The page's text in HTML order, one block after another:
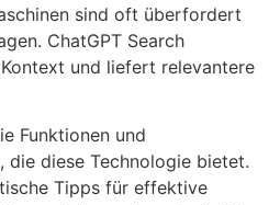
sind oft überfordert
ChatGPT Search
und liefert relevantere
Funktionen und
die diese Technologie bietet.
Tipps für effektive